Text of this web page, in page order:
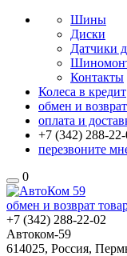
Шины
Диски
Датчики
Контакты
Колеса в кредит
обмен и
оплата и
+7 (342) 288-
перезвоните
0
обмен и возврат
+7 (342) 288-22-02
Автоком-59
614025, Россия,